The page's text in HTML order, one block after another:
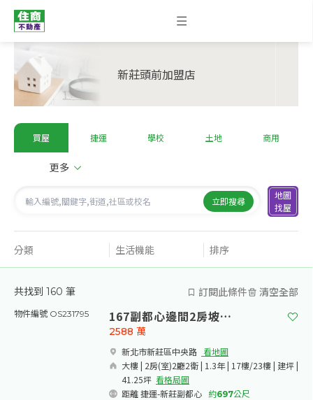
新莊頭前加盟店
買屋 捷運 學校 土地 商用
更多
立即搜尋
地圖
找屋
分類 生活機能 排序
共找到 160 筆 訂閱此條件 清空全部
物件編號 OS231795 167副都心邊間2房坡平車
新北市新莊區中央路​ 看地圖
大樓 | 2房(室)2廳2衛 | 1.3年 | 17樓/23樓 | 建坪 |
41.25坪 看格局圖
距離 捷運-新莊副都心
約697公尺
2588 萬